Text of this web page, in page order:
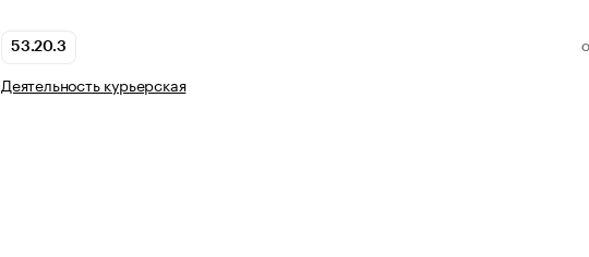
53.20.3
Деятельность курьерская